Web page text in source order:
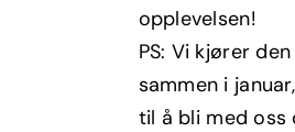
opplevelsen!
PS: Vi kjører
sammen i
til å bli med oss